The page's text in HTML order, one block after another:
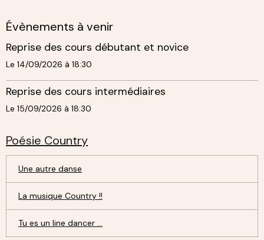
Évènements à venir
Reprise des cours débutant et novice
Le 14/09/2026 à 18:30
Reprise des cours intermédiaires
Le 15/09/2026 à 18:30
Poésie Country
Une autre danse
La musique Country !!
Tu es un line dancer ...